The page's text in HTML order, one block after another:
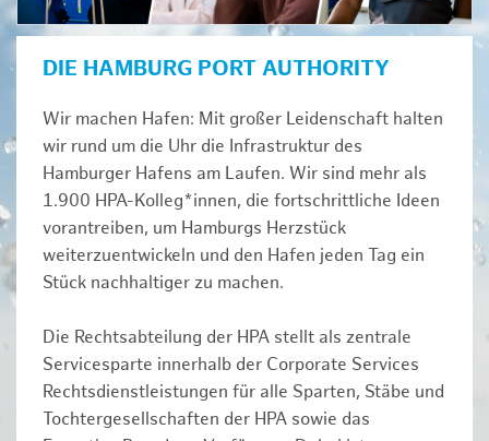
DIE HAMBURG PORT AUTHORITY
Wir machen Hafen: Mit großer Leidenschaft halten
wir rund um die Uhr die Infrastruktur des
Hamburger Hafens am Laufen. Wir sind mehr als
1.900 HPA-Kolleg*innen, die fortschrittliche Ideen
vorantreiben, um Hamburgs Herzstück
weiterzuentwickeln und den Hafen jeden Tag ein
Stück nachhaltiger zu machen.
Die Rechtsabteilung der HPA stellt als zentrale
Servicesparte innerhalb der Corporate Services
Rechtsdienstleistungen für alle Sparten, Stäbe und
Tochtergesellschaften der HPA sowie das